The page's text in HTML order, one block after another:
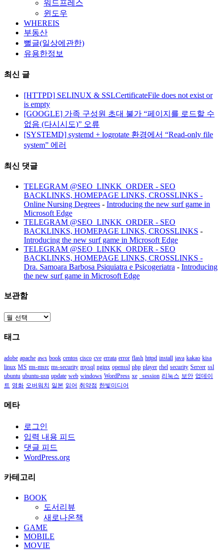
워드프레스
윈도우
WHEREIS
부동산
뻘글(일상에관한)
유용한정보
최신 글
[HTTPD] SELINUX & SSLCertificateFile does not exist or
is empty
[GOOGLE] 가족 구성원 초대 불가 “페이지를 로드할 수
없음 (다시시도)” 오류
[SYSTEMD] systemd + logrotate 환경에서 “Read-only file
system” 에러
최신 댓글
TELEGRAM @SEO_LINKK_ORDER - SEO
BACKLINKS, HOMEPAGE LINKS, CROSSLINKS -
Online Nursing Degrees - Introducing the new surf game in
Microsoft Edge
TELEGRAM @SEO_LINKK_ORDER - SEO
BACKLINKS, HOMEPAGE LINKS, CROSSLINKS -
Introducing the new surf game in Microsoft Edge
TELEGRAM @SEO_LINKK_ORDER - SEO
BACKLINKS, HOMEPAGE LINKS, CROSSLINKS -
Dra. Samoara Barbosa Psiquiatra e Psicogeriatra - Introducing
the new surf game in Microsoft Edge
보관함
보
함
태그
adobe apache aws book centos cisco cve errata error flash httpd install java kakao kisa
linux MS ms-msrc ms-security mysql nginx openssl php player rhel security Server ssl
ubuntu ubuntu-usn update web windows WordPress xe _session 리눅스 보안 업데이
트 영화 오버워치 일본 읽어 취약점 한빛미디어
메타
로그인
입력 내용 피드
댓글 피드
WordPress.org
카테고리
BOOK
도서리뷰
새로나온책
GAME
MOBILE
MOVIE